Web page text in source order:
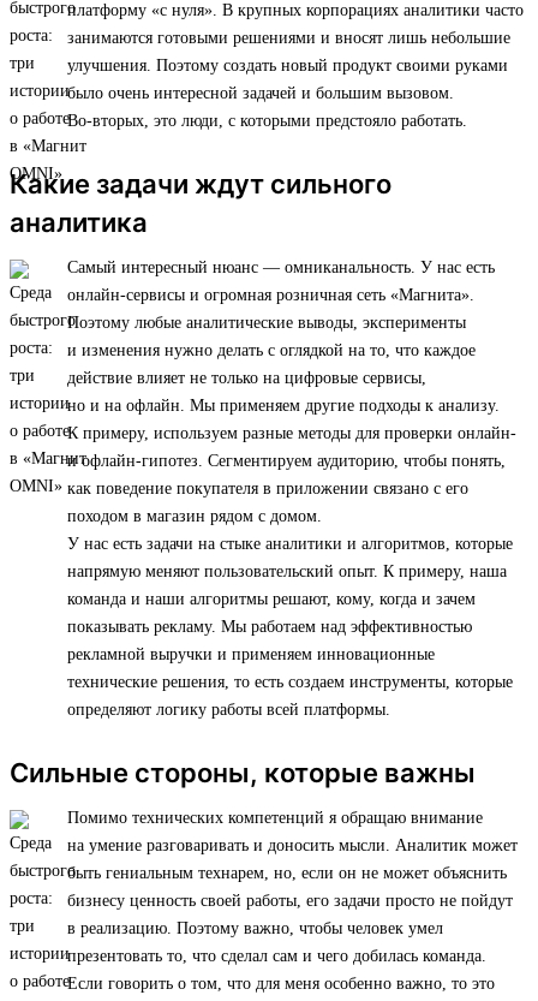
платформу «с нуля». В крупных корпорациях аналитики часто
занимаются готовыми решениями и вносят лишь небольшие
улучшения. Поэтому создать новый продукт своими руками
было очень интересной задачей и большим вызовом.
Во-вторых, это люди, с которыми предстояло работать.
Какие задачи ждут сильного
аналитика
Самый интересный нюанс — омниканальность. У нас есть
онлайн-сервисы и огромная розничная сеть «Магнита».
Поэтому любые аналитические выводы, эксперименты
и изменения нужно делать с оглядкой на то, что каждое
действие влияет не только на цифровые сервисы,
но и на офлайн. Мы применяем другие подходы к анализу.
К примеру, используем разные методы для проверки онлайн-
и офлайн-гипотез. Сегментируем аудиторию, чтобы понять,
как поведение покупателя в приложении связано с его
походом в магазин рядом с домом.
У нас есть задачи на стыке аналитики и алгоритмов, которые
напрямую меняют пользовательский опыт. К примеру, наша
команда и наши алгоритмы решают, кому, когда и зачем
показывать рекламу. Мы работаем над эффективностью
рекламной выручки и применяем инновационные
технические решения, то есть создаем инструменты, которые
определяют логику работы всей платформы.
Сильные стороны, которые важны
Помимо технических компетенций я обращаю внимание
на умение разговаривать и доносить мысли. Аналитик может
быть гениальным технарем, но, если он не может объяснить
бизнесу ценность своей работы, его задачи просто не пойдут
в реализацию. Поэтому важно, чтобы человек умел
презентовать то, что сделал сам и чего добилась команда.
Если говорить о том, что для меня особенно важно, то это